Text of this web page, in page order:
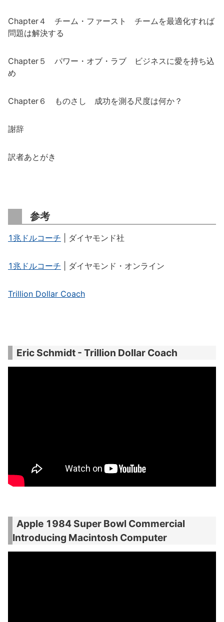
Chapter４ チーム・ファースト チームを最適化すれば
問題は解決する
Chapter５ パワー・オブ・ラブ ビジネスに愛を持ち込
め
Chapter６ ものさし 成功を測る尺度は何か？
謝辞
訳者あとがき
参考
1兆ドルコーチ | ダイヤモンド社
1兆ドルコーチ | ダイヤモンド・オンライン
Trillion Dollar Coach
Eric Schmidt - Trillion Dollar Coach
Apple 1984 Super Bowl Commercial
Introducing Macintosh Computer